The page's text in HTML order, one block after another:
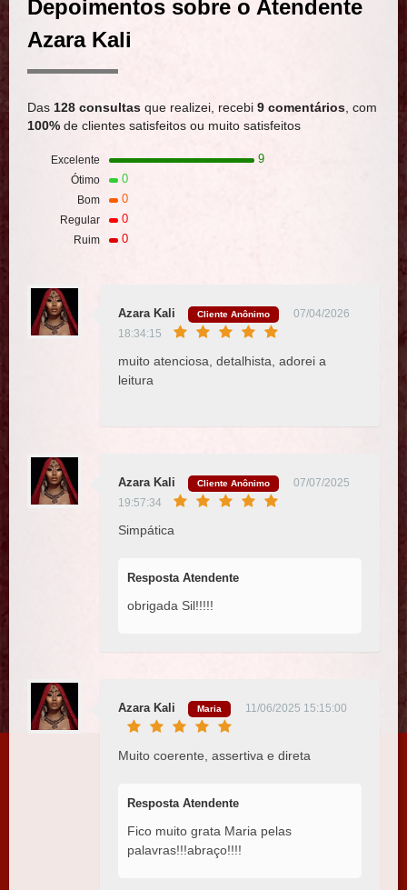
Depoimentos sobre o Atendente
Azara Kali
Das 128 consultas que realizei, recebi 9 comentários , com
100% de clientes satisfeitos ou muito satisfeitos
Excelente 9
Ótimo 0
Bom 0
Regular 0
Ruim 0
Azara Kali Cliente Anônimo
07/04/2026
18:34:15
muito atenciosa, detalhista, adorei a
leitura
Azara Kali Cliente Anônimo
07/07/2025
19:57:34
Simpática
Resposta Atendente
obrigada Sil!!!!!
Azara Kali Maria 11/06/2025 15:15:00
Muito coerente, assertiva e direta
Resposta Atendente
Fico muito grata Maria pelas
palavras!!!abraço!!!!